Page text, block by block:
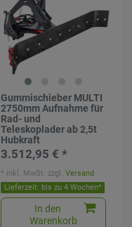
Gummischieber MULTI
2750mm Aufnahme für
Rad- und
Teleskoplader ab 2,5t
Hubkraft
3.512,95 € *
Lieferzeit: bis zu 4 Wochen*
In den
Warenkorb
* inkl. MwSt. zzgl.Versand